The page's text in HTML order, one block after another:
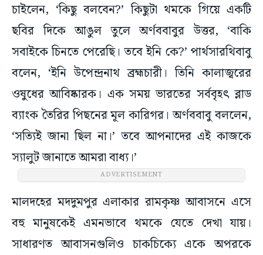
চাইলেন, ‘কিছু বলবেন?’ কিছুটা থমকে গিয়ে একটি
ছবির দিকে আঙুল তুলে অর্ণববাবুর উত্তর, ‘বাকি
সবাইকে চিনতে পেরেছি। তবে ইনি কে?’ পার্থসারথিবাবু
বলেন, ‘ইনি উপেন্দ্রনাথ ব্রহ্মচারী। তিনি কালাজ্বরের
ওষুধের আবিষ্কারক। এক সময় ভারতের সর্ববৃহৎ ব্লাড
ব্যাংক তৈরির পিছনের মূল কারিগর। অর্ণববাবু বললেন,
‘সত্যিই জানা ছিল না।’ তবে আপনাদের এই কাজকে
স্যালুট জানাতে আমরা বাধ্য।’
ADVERTISEMENT
মালদহের মদদুমপুর এলাকার রামকৃষ্ণ আবাসনে এসে
বহু মানুষকেই এমনভাবে থমকে যেতে দেখা যায়।
সাধারণত আবাসনগুলিও চাকচিক্যে একে অপরকে